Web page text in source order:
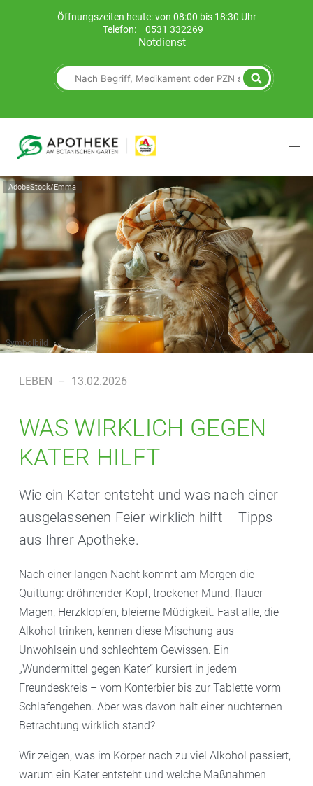
Öffnungszeiten heute: von 08:00 bis 18:30 Uhr
Telefon:
0531 332269
Notdienst
AdobeStock/Emma
Symbolbild
LEBEN – 13.02.2026
WAS WIRKLICH GEGEN
KATER HILFT
Wie ein Kater entsteht und was nach einer
ausgelassenen Feier wirklich hilft – Tipps
aus Ihrer Apotheke.
Nach einer langen Nacht kommt am Morgen die
Quittung: dröhnender Kopf, trockener Mund, flauer
Magen, Herzklopfen, bleierne Müdigkeit. Fast alle, die
Alkohol trinken, kennen diese Mischung aus
Unwohlsein und schlechtem Gewissen. Ein
„Wundermittel gegen Kater“ kursiert in jedem
Freundeskreis – vom Konterbier bis zur Tablette vorm
Schlafengehen. Aber was davon hält einer nüchternen
Betrachtung wirklich stand?
Wir zeigen, was im Körper nach zu viel Alkohol passiert,
warum ein Kater entsteht und welche Maßnahmen